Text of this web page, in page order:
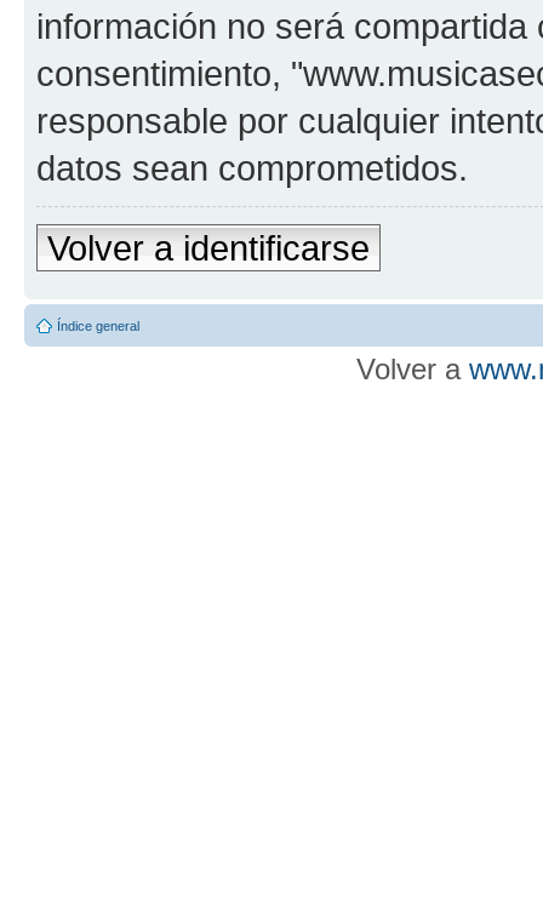
información no será
consentimiento,
responsable por cualquier
datos sean comprometidos.
Volver a identificarse
Índice general
Volver a